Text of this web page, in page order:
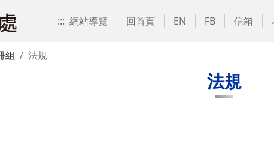
::: 網站導覽 回首頁 EN FB 信箱
組 法規
法規